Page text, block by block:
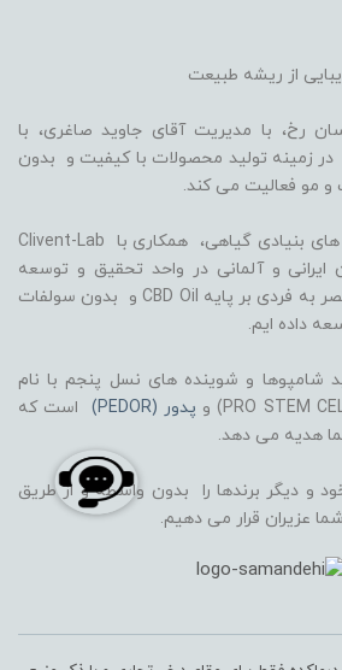
از ریشه طبیعت
رخ، با مدیریت آقای جاوید صاغری، با
زمینه تولید محصولات با کیفیت و بدون
و مو فعالیت می کند.
ما با بهره گیری از سلول های بنیادی گیاهی، همکاری با Clivent-Lab
و آلمانی در واحد تحقیق و توسعه
(R&D)، فرمولاسیون منحصر به فردی بر پایه CBD Oil و بدون سولفات
داده ایم.
شامپوها و شوینده های نسل پنجم با نام
پدور (PEDOR)
است که
هدیه می دهد.
و دیگر برندها را بدون واسطه و از طریق
عزیران قرار می دهیم.